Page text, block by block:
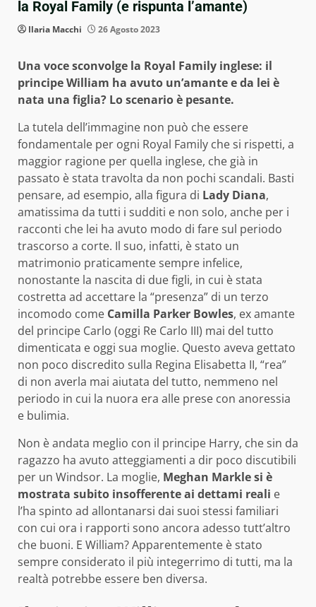
la Royal Family (e rispunta l’amante)
Ilaria Macchi 26 Agosto 2023
Una voce sconvolge la Royal Family inglese: il
principe William ha avuto un’amante e da lei è
nata una figlia? Lo scenario è pesante.
La tutela dell’immagine non può che essere
fondamentale per ogni Royal Family che si rispetti, a
maggior ragione per quella inglese, che già in
passato è stata travolta da non pochi scandali. Basti
pensare, ad esempio, alla figura di Lady Diana,
amatissima da tutti i sudditi e non solo, anche per i
racconti che lei ha avuto modo di fare sul periodo
trascorso a corte. Il suo, infatti, è stato un
matrimonio praticamente sempre infelice,
nonostante la nascita di due figli, in cui è stata
costretta ad accettare la “presenza” di un terzo
incomodo come Camilla Parker Bowles, ex amante
del principe Carlo (oggi Re Carlo III) mai del tutto
dimenticata e oggi sua moglie. Questo aveva gettato
non poco discredito sulla Regina Elisabetta II, “rea”
di non averla mai aiutata del tutto, nemmeno nel
periodo in cui la nuora era alle prese con anoressia
e bulimia.
Non è andata meglio con il principe Harry, che sin da
ragazzo ha avuto atteggiamenti a dir poco discutibili
per un Windsor. La moglie, Meghan Markle si è
mostrata subito insofferente ai dettami reali e
l’ha spinto ad allontanarsi dai suoi stessi familiari
con cui ora i rapporti sono ancora adesso tutt’altro
che buoni. E William? Apparentemente è stato
sempre considerato il più integerrimo di tutti, ma la
realtà potrebbe essere ben diversa.